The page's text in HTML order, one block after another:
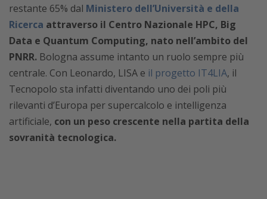
restante 65% dal Ministero dell’Università e della
Ricerca attraverso il Centro Nazionale HPC, Big
Data e Quantum Computing, nato nell’ambito del
PNRR. Bologna assume intanto un ruolo sempre più
centrale. Con Leonardo, LISA e il progetto IT4LIA, il
Tecnopolo sta infatti diventando uno dei poli più
rilevanti d’Europa per supercalcolo e intelligenza
artificiale, con un peso crescente nella partita della
sovranità tecnologica.